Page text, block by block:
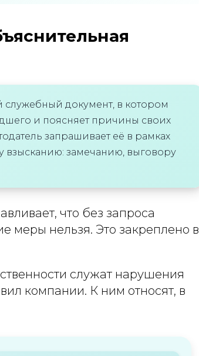
документ, в котором
и поясняет причины своих
запрашивает её в рамках
замечанию, выговору
что без запроса
меры нельзя. Это закреплено в
служат нарушения
компании. К ним относят, в